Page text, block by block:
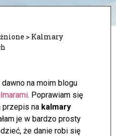
> Kalmary
na moim blogu
. Poprawiam się
przepis na kalmary
je w bardzo prosty
że danie robi się